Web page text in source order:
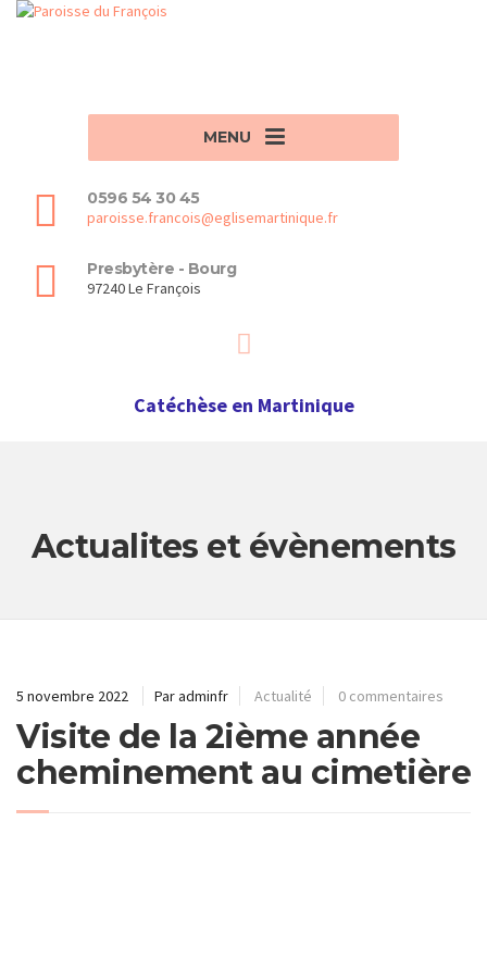
MENU
0596 54 30 45
paroisse.francois@eglisemartinique.fr
Presbytère - Bourg
97240 Le François
Catéchèse en Martinique
Actualites et évènements
5 novembre 2022 Par adminfr Actualité 0 commentaires
Visite de la 2ième année
cheminement au cimetière